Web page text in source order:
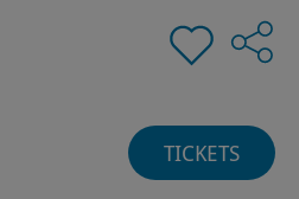
TICKETS